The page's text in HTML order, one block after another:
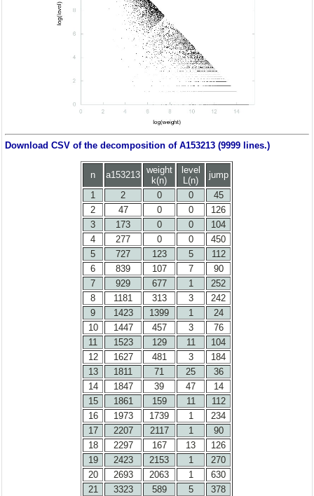
Download CSV of the decomposition of A153213 (9999 lines.)
n a153213 weight
k(n)
level
L(n)
jump
1
2 0 0
45
2
47 0 0
126
3
173 0 0
104
4
277 0 0
450
5
727 123 5
112
6
839 107 7
90
7
929 677 1
252
8
1181 313 3
242
9
1423 1399 1
24
10
1447 457 3
76
11
1523 129 11
104
12
1627 481 3
184
13
1811 71 25
36
14
1847 39 47
14
15
1861 159 11
112
16
1973 1739 1
234
17
2207 2117 1
90
18
2297 167 13
126
19
2423 2153 1
270
20
2693 2063 1
630
21
3323 589 5
378